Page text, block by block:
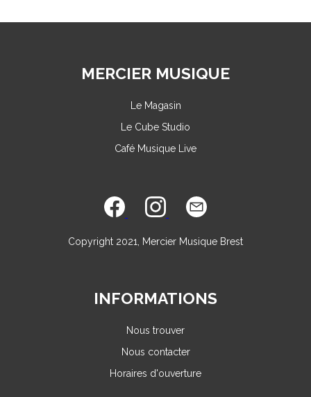
MERCIER MUSIQUE
Le Magasin
Le Cube Studio
Café Musique Live
Copyright 2021, Mercier Musique Brest
INFORMATIONS
Nous trouver
Nous contacter
Horaires d'ouverture